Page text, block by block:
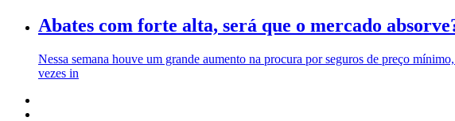
Abates com forte alta, será que o mercado
Nessa semana houve um grande aumento na procura por seguros de preço
vezes in